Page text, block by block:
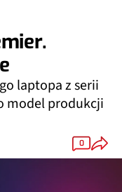
laptopa z serii
model produkcji
0